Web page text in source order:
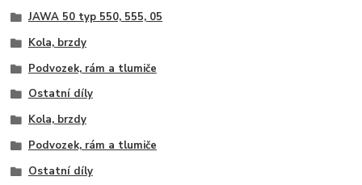
JAWA 50 typ 550, 555, 05
Kola, brzdy
Podvozek, rám a tlumiče
Ostatní díly
Kola, brzdy
Podvozek, rám a tlumiče
Ostatní díly